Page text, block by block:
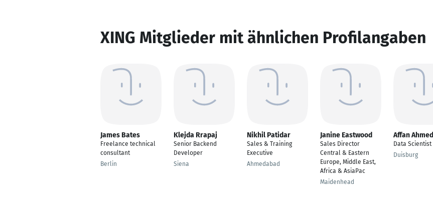
XING Mitglieder mit ähnlichen Profilangaben
James Bates
Freelance technical
consultant
Berlin
Klejda Rrapaj
Senior Backend
Developer
Siena
Nikhil Patidar
Sales & Training
Executive
Ahmedabad
Janine Eastwood
Sales Director
Central & Eastern
Europe, Middle East,
Africa & AsiaPac
Maidenhead
Affan Ahmed
Data Scientist
Duisburg